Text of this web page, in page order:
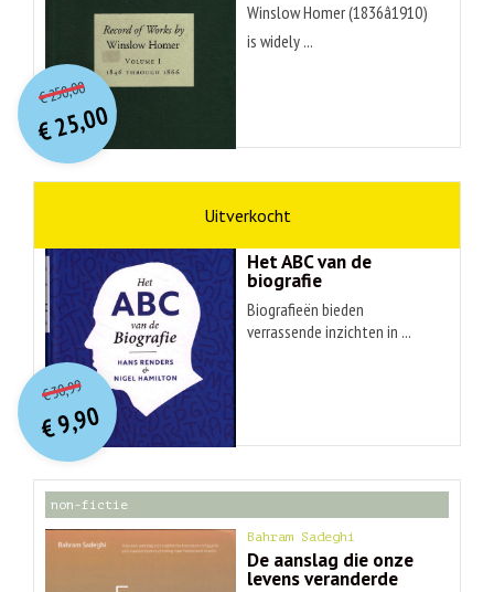
Winslow Homer (1836â1910)
is widely ...
€250,00O
orspr
onkelijke
prijs
was:
€ 250,00.
€25,00
Huidige
prijs
is:
€ 25,00.
Het ABC van de
biografie
Biografieën bieden
verrassende inzichten in ...
€30,99O
orspr
onkelijke
prijs
was:
€ 30,99.
€9,90
Huidige
prijs
is:
€ 9,90.
non-fictie
Bahram Sadeghi
De aanslag die onze
levens veranderde